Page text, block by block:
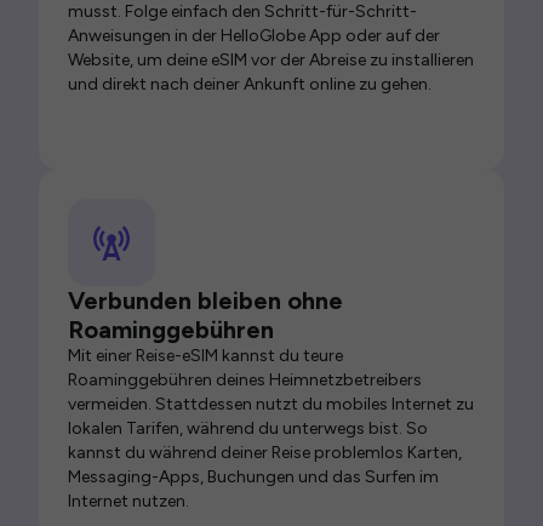
musst. Folge einfach den Schritt-für-Schritt-
Anweisungen in der HelloGlobe App oder auf der
Website, um deine eSIM vor der Abreise zu installieren
und direkt nach deiner Ankunft online zu gehen.
Verbunden bleiben ohne
Roaminggebühren
Mit einer Reise-eSIM kannst du teure
Roaminggebühren deines Heimnetzbetreibers
vermeiden. Stattdessen nutzt du mobiles Internet zu
lokalen Tarifen, während du unterwegs bist. So
kannst du während deiner Reise problemlos Karten,
Messaging-Apps, Buchungen und das Surfen im
Internet nutzen.